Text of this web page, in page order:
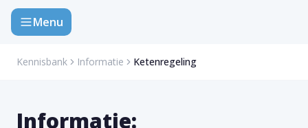
Menu
Kennisbank Informatie Ketenregeling
Informatie: